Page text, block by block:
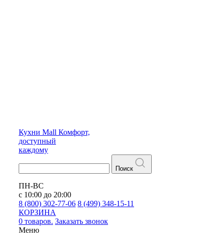
Кухни Mall Комфорт,
доступный
каждому
Поиск
ПН-ВС
с 10:00 до 20:00
8 (800) 302-77-06 8 (499) 348-15-11
КОРЗИНА
0 товаров. Заказать звонок
Меню